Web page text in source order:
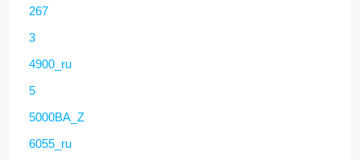
267
3
4900_ru
5
5000BA_Z
6055_ru